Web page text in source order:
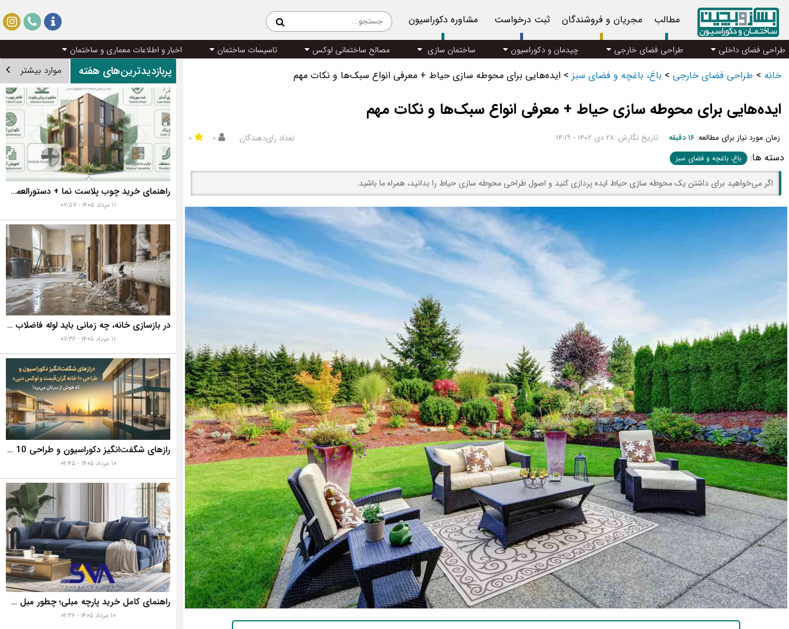
مطالب مجریان و فروشندگان ثبت درخواست مشاوره دکوراسیون
طراحی فضای داخلی طراحی فضای خارجی چیدمان و دکوراسیون ساختمان سازی مصالح ساختمانی لوکس تاسیسات ساختمان اخبار و اطلاعات معماری و ساختمان
خانه > طراحی فضای خارجی > باغ، باغچه و فضای سبز > ایده‌هایی برای محوطه سازی حیاط + معرفی انواع سبک‌ها و نکات مهم
ایده‌هایی برای محوطه سازی حیاط + معرفی انواع سبک‌ها و نکات مهم
زمان مورد نیاز برای مطالعه: ۱۶ دقیقه تاریخ نگارش: ۲۸ دی ۱۴۰۲ - ۱۴:۱۹ تعداد رای‌دهندگان: ۰ ۰
دسته ها: باغ، باغچه و فضای سبز
اگر می‌خواهید برای داشتن یک محوطه سازی حیاط ایده پردازی کنید و اصول طراحی محوطه سازی حیاط را بدانید، همراه ما باشید.
پربازدیدترین‌های هفته موارد بیشتر
راهنمای خرید چوب پلاست نما + دستورالعمل نصب اصولی
۱۱ مرداد ۱۴۰۵ - ۰۷:۵۷
در بازسازی خانه، چه زمانی باید لوله فاضلاب را تعویض کنیم؟ ۷ نشانه‌ای که نباید نادیده بگیرید
۱۱ مرداد ۱۴۰۵ - ۰۷:۳۶
رازهای شگفت‌انگیز دکوراسیون و طراحی 10 خانه گران‌قیمت و لوکس دبی که هوش از سرتان می‌برد!
۱۰ مرداد ۱۴۰۵ - ۰۲:۴۵
راهنمای کامل خرید پارچه مبلی؛ چطور مبل خانه تان را به رخ همه بکشید؟
۱۰ مرداد ۱۴۰۵ - ۰۲:۳۶